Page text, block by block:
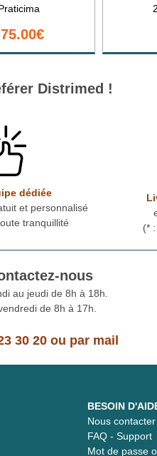
75.00€
Distrimed !
dédiée
et personnalisé
tranquillité
(*
nous
au jeudi de 8h à 18h.
de 8h à 17h.
30 20 ou par mail
BESOIN
Nous contacter
FAQ - Support
Mot de passe